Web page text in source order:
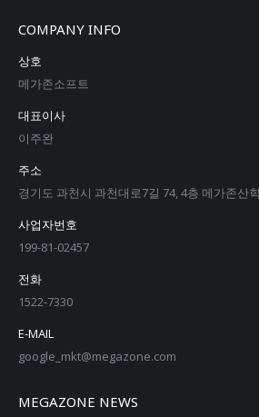
COMPANY INFO
상호
메가존소프트
대표이사
이주완
주소
경기도 과천시 과천대로7길 74, 4층 메가존산
사업자번호
199-81-02457
전화
1522-7330
E-MAIL
google_mkt@megazone.com
MEGAZONE NEWS